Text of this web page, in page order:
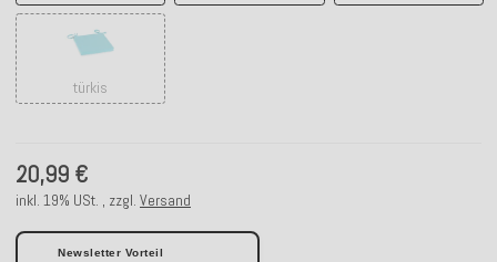
türkis
20,99 €
inkl. 19% USt. , zzgl. Versand
Newsletter Vorteil